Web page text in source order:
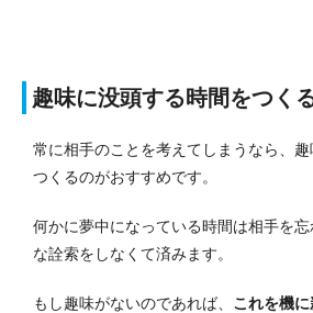
趣味に没頭する時間をつく
常に相手のことを考えてしまうなら、
つくるのがおすすめです。
何かに夢中になっている時間は相手を
な詮索をしなくて済みます。
もし趣味がないのであれば、 これを機